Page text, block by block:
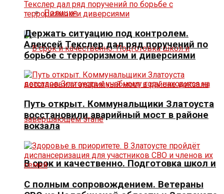
Полиция
В срок и качественно. Подготовка школ и
Держать ситуацию под контролем.
Алексей Текслер дал ряд поручений по
борьбе с терроризмом и диверсиями
Путь открыт. Коммунальщики Златоуста
восстановили аварийный мост в районе
вокзала
С полным сопровождением. Ветераны